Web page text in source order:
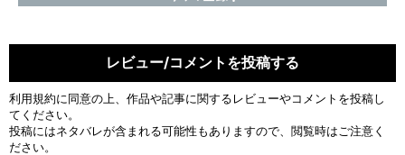
レビュー/コメントを投稿する
利用規約に同意の上、作品や記事に関するレビューやコメントを投稿し
てください。
投稿にはネタバレが含まれる可能性もありますので、閲覧時はご注意く
ださい。